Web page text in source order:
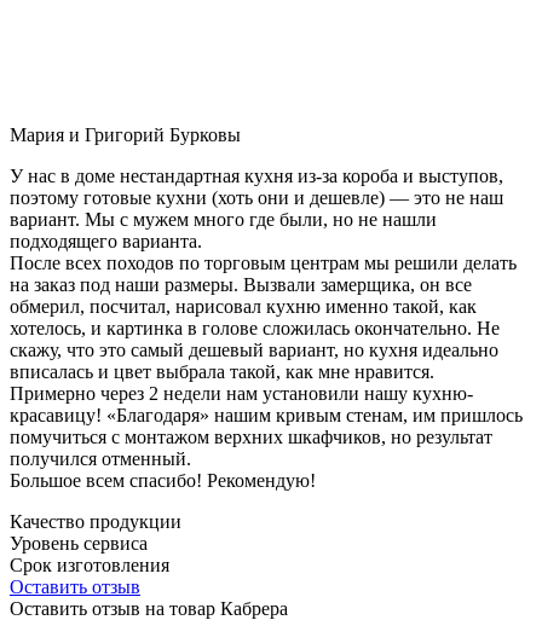
Мария и Григорий Бурковы
У нас в доме нестандартная кухня из-за короба и выступов,
поэтому готовые кухни (хоть они и дешевле) — это не наш
вариант. Мы с мужем много где были, но не нашли
подходящего варианта.
После всех походов по торговым центрам мы решили делать
на заказ под наши размеры. Вызвали замерщика, он все
обмерил, посчитал, нарисовал кухню именно такой, как
хотелось, и картинка в голове сложилась окончательно. Не
скажу, что это самый дешевый вариант, но кухня идеально
вписалась и цвет выбрала такой, как мне нравится.
Примерно через 2 недели нам установили нашу кухню-
красавицу! «Благодаря» нашим кривым стенам, им пришлось
помучиться с монтажом верхних шкафчиков, но результат
получился отменный.
Большое всем спасибо! Рекомендую!
Качество продукции
Уровень сервиса
Срок изготовления
Оставить отзыв
Оставить отзыв на товар Кабрера